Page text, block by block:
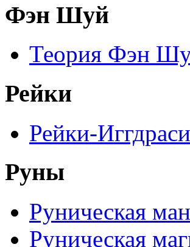
Фэн Шуй
Теория Фэн
Рейки
Рейки-
Руны
Руническая
Руническая